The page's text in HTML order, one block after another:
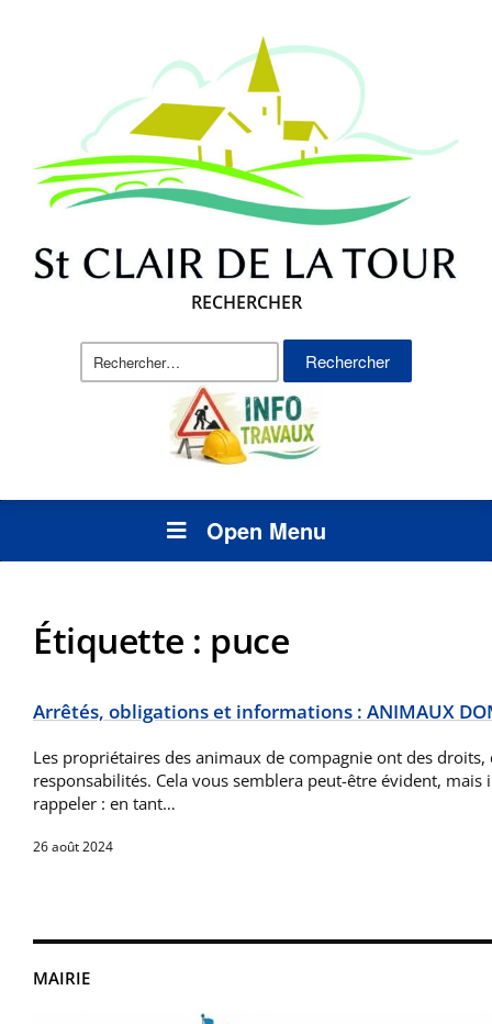
RECHERCHER
Rechercher :
Open Menu
MAIRIE
Étiquette : puce
Arrêtés, obligations et informations : ANIMAUX
Les propriétaires des animaux de compagnie ont des droits,
responsabilités. Cela vous semblera peut-être évident, mais
rappeler : en tant…
26 août 2024